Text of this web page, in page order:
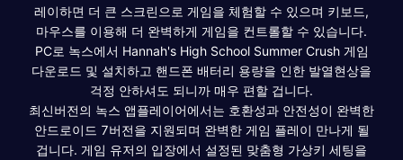
레이하면 더 큰 스크린으로 게임을 체험할 수 있으며 키보드,
마우스를 이용해 더 완벽하게 게임을 컨트롤할 수 있습니다.
PC로 녹스에서 Hannah's High School Summer Crush 게임
다운로드 및 설치하고 핸드폰 배터리 용량을 인한 발열현상을
걱정 안하셔도 되니까 매우 편할 겁니다.
최신버전의 녹스 앱플레이어에서는 호환성과 안전성이 완벽한
안드로이드 7버전을 지원되며 완벽한 게임 플레이 만나게 될
겁니다. 게임 유저의 입장에서 설정된 맞춤형 가상키 세팅을